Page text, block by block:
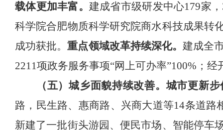
载体更加丰富。 建成省市级研发中心179家，
科学院合肥物质科学研究院商水科技成果转
成功获批。重点领域改革持续深化。建成全
2211项政务服务事项“网上可办率”100% ； 经
（五）城乡面貌持续改善。城市更新
路，民生路、惠商路、兴商大道等14条道路
新建了一批街头游园、便民市场、智能停车